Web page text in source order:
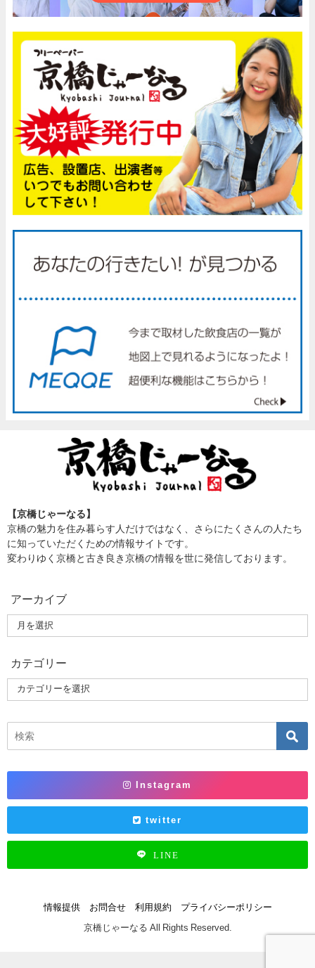
【京橋じゃーなる】
京橋の魅力を住み暮らす人だけではなく、さらにたくさんの人たち
に知っていただくための情報サイトです。
変わりゆく京橋と古き良き京橋の情報を世に発信しております。
アーカイブ
カテゴリー
Instagram
twitter
LINE
情報提供 お問合せ 利用規約 プライバシーポリシー
京橋じゃーなる All Rights Reserved.